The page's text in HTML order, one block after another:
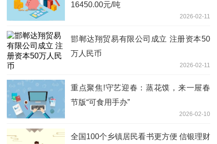
16450.00元/吨
2026-02-11
邯郸达翔贸易有限公司成立 注册资本50
万人民币
2026-02-11
重点聚焦!守艺迎春：蒸花馍，来一屉春
节版“可食用手办”
2026-02-10
全国100个乡镇居民看书更方便 信银理财